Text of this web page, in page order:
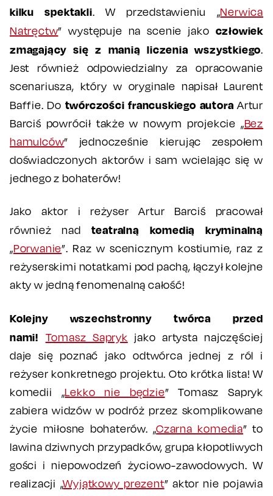
kilku spektakli. W przedstawieniu „Nerwica
Natręctw” występuje na scenie jako człowiek
zmagający się z manią liczenia wszystkiego.
Jest również odpowiedzialny za opracowanie
scenariusza, który w oryginale napisał Laurent
Baffie. Do twórczości francuskiego autora Artur
Barciś powrócił także w nowym projekcie „Bez
hamulców” jednocześnie kierując zespołem
doświadczonych aktorów i sam wcielając się w
jednego z bohaterów!
Jako aktor i reżyser Artur Barciś pracował
również nad teatralną komedią kryminalną
„Porwanie”. Raz w scenicznym kostiumie, raz z
reżyserskimi notatkami pod pachą, łączył kolejne
akty w jedną fenomenalną całość!
Kolejny wszechstronny twórca przed
nami!
Tomasz Sapryk jako artysta najczęściej
daje się poznać jako odtwórca jednej z ról i
reżyser konkretnego projektu. Oto krótka lista! W
komedii „Lekko nie będzie” Tomasz Sapryk
zabiera widzów w podróż przez skomplikowane
życie miłosne bohaterów. „Czarna komedia” to
lawina dziwnych przypadków, grupa kłopotliwych
gości i niepowodzeń życiowo-zawodowych. W
realizacji „Wyjątkowy prezent” aktor nie pojawia